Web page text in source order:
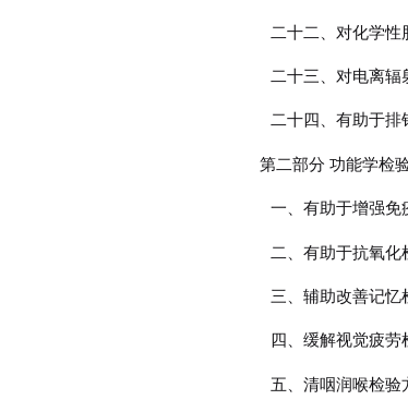
二十二、对化学
二十三、对电离
二十四、有助于排
第二部分 功能学检
一、有助于增强免
二、有助于抗氧化
三、辅助改善记忆
四、缓解视觉疲劳
五、清咽润喉检验